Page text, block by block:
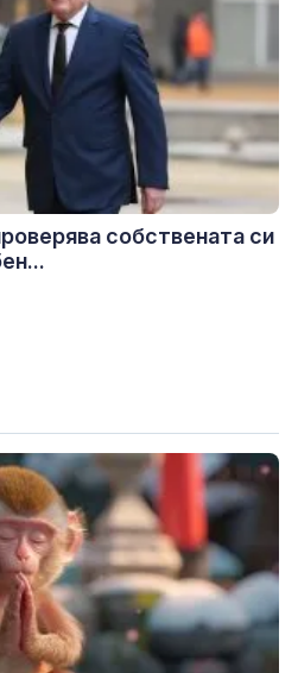
собствената си